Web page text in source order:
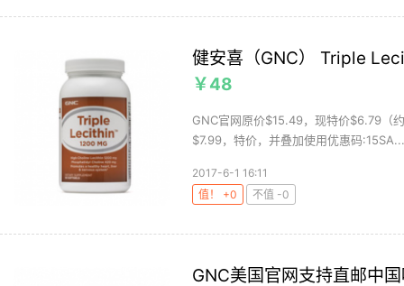
健安喜（GNC） Triple
￥48
GNC官网原价$15.49，现特价$6.79（
$7.99，特价，并叠加使用优惠码:15SA...
2017-6-1 16:11
值！ +0
不值 -0
GNC美国官网支持直邮中